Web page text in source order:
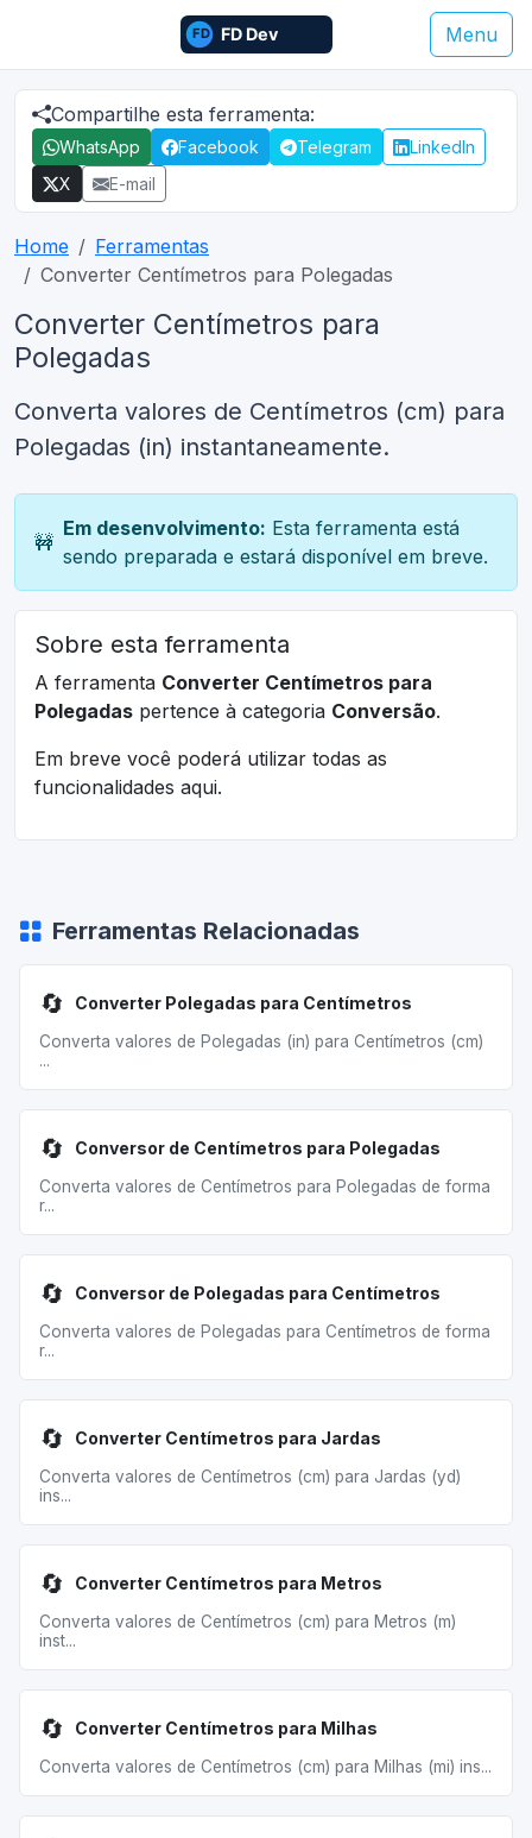
Menu
Compartilhe esta ferramenta:
WhatsApp Facebook Telegram
LinkedIn
X
E-mail
Home
Ferramentas
Converter Centímetros para Polegadas
Converter Centímetros para
Polegadas
Converta valores de Centímetros (cm) para
Polegadas (in) instantaneamente.
🚧
Em desenvolvimento: Esta ferramenta está
sendo preparada e estará disponível em breve.
Sobre esta ferramenta
A ferramenta Converter Centímetros para
Polegadas pertence à categoria Conversão.
Em breve você poderá utilizar todas as
funcionalidades aqui.
Ferramentas Relacionadas
🔄 Converter Polegadas para Centímetros
Converta valores de Polegadas (in) para Centímetros (cm)
...
🔄 Conversor de Centímetros para Polegadas
Converta valores de Centímetros para Polegadas de forma
r...
🔄 Conversor de Polegadas para Centímetros
Converta valores de Polegadas para Centímetros de forma
r...
🔄 Converter Centímetros para Jardas
Converta valores de Centímetros (cm) para Jardas (yd)
ins...
🔄 Converter Centímetros para Metros
Converta valores de Centímetros (cm) para Metros (m)
inst...
🔄 Converter Centímetros para Milhas
Converta valores de Centímetros (cm) para Milhas (mi) ins...